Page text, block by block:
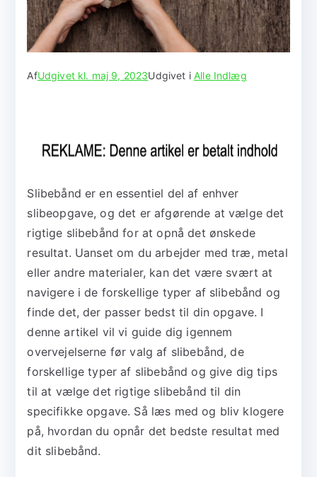
AfUdgivet kl. maj 9, 2023Udgivet iAlle Indlæg
Slibebånd er en essentiel del af enhver
slibeopgave, og det er afgørende at vælge det
rigtige slibebånd for at opnå det ønskede
resultat. Uanset om du arbejder med træ, metal
eller andre materialer, kan det være svært at
navigere i de forskellige typer af slibebånd og
finde det, der passer bedst til din opgave. I
denne artikel vil vi guide dig igennem
overvejelserne før valg af slibebånd, de
forskellige typer af slibebånd og give dig tips
til at vælge det rigtige slibebånd til din
specifikke opgave. Så læs med og bliv klogere
på, hvordan du opnår det bedste resultat med
dit slibebånd.